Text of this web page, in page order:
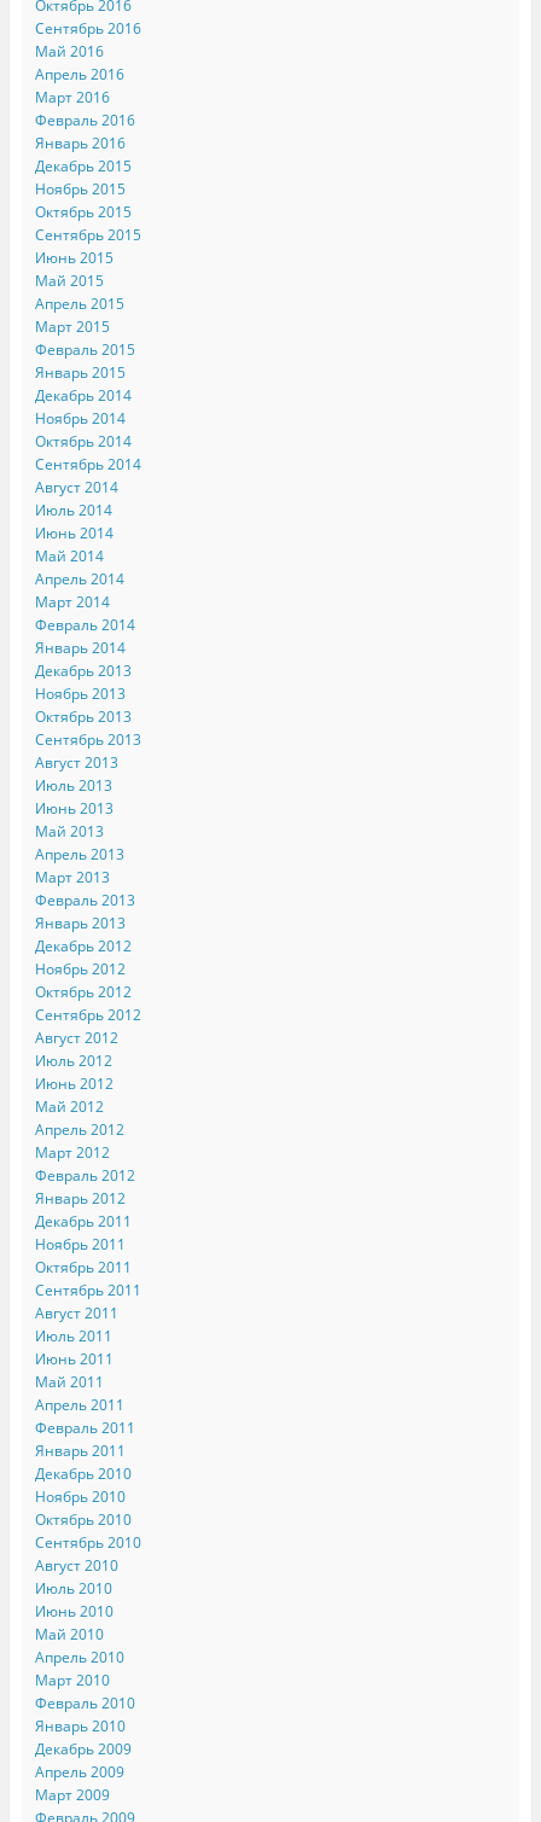
Октябрь 2016
Сентябрь 2016
Май 2016
Апрель 2016
Март 2016
Февраль 2016
Январь 2016
Декабрь 2015
Ноябрь 2015
Октябрь 2015
Сентябрь 2015
Июнь 2015
Май 2015
Апрель 2015
Март 2015
Февраль 2015
Январь 2015
Декабрь 2014
Ноябрь 2014
Октябрь 2014
Сентябрь 2014
Август 2014
Июль 2014
Июнь 2014
Май 2014
Апрель 2014
Март 2014
Февраль 2014
Январь 2014
Декабрь 2013
Ноябрь 2013
Октябрь 2013
Сентябрь 2013
Август 2013
Июль 2013
Июнь 2013
Май 2013
Апрель 2013
Март 2013
Февраль 2013
Январь 2013
Декабрь 2012
Ноябрь 2012
Октябрь 2012
Сентябрь 2012
Август 2012
Июль 2012
Июнь 2012
Май 2012
Апрель 2012
Март 2012
Февраль 2012
Январь 2012
Декабрь 2011
Ноябрь 2011
Октябрь 2011
Сентябрь 2011
Август 2011
Июль 2011
Июнь 2011
Май 2011
Апрель 2011
Февраль 2011
Январь 2011
Декабрь 2010
Ноябрь 2010
Октябрь 2010
Сентябрь 2010
Август 2010
Июль 2010
Июнь 2010
Май 2010
Апрель 2010
Март 2010
Февраль 2010
Январь 2010
Декабрь 2009
Апрель 2009
Март 2009
Февраль 2009